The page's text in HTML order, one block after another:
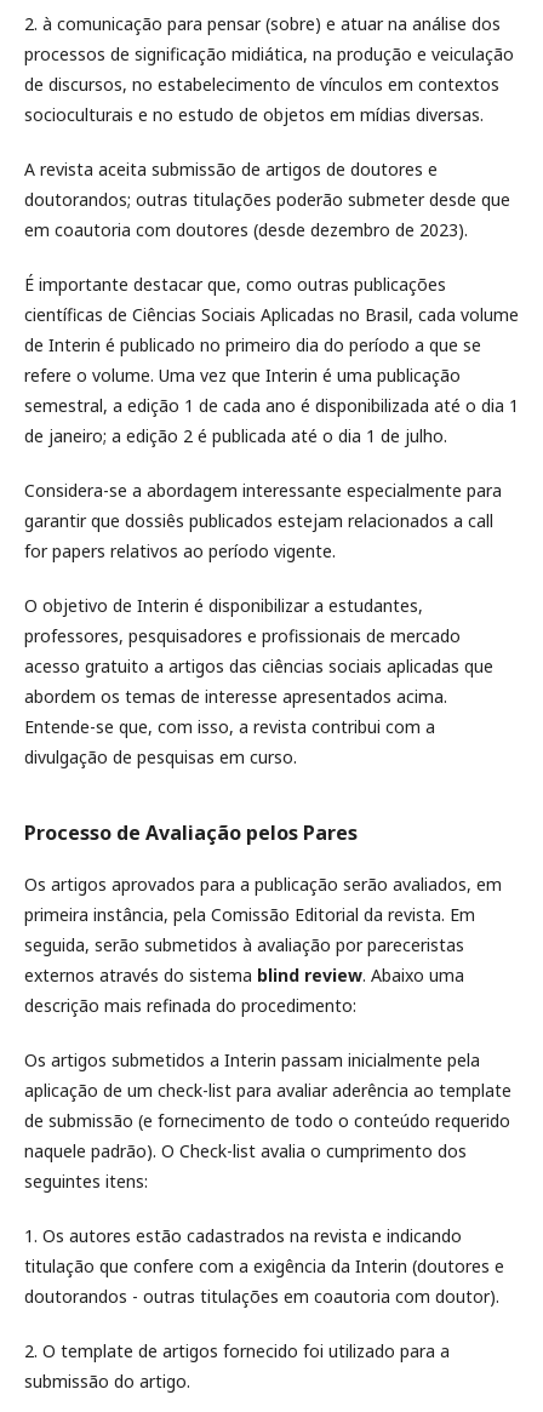
2. à comunicação para pensar (sobre) e atuar na análise dos
processos de significação midiática, na produção e veiculação
de discursos, no estabelecimento de vínculos em contextos
socioculturais e no estudo de objetos em mídias diversas.
A revista aceita submissão de artigos de doutores e
doutorandos; outras titulações poderão submeter desde que
em coautoria com doutores (desde dezembro de 2023).
É importante destacar que, como outras publicações
científicas de Ciências Sociais Aplicadas no Brasil, cada volume
de Interin é publicado no primeiro dia do período a que se
refere o volume. Uma vez que Interin é uma publicação
semestral, a edição 1 de cada ano é disponibilizada até o dia 1
de janeiro; a edição 2 é publicada até o dia 1 de julho.
Considera-se a abordagem interessante especialmente para
garantir que dossiês publicados estejam relacionados a call
for papers relativos ao período vigente.
O objetivo de Interin é disponibilizar a estudantes,
professores, pesquisadores e profissionais de mercado
acesso gratuito a artigos das ciências sociais aplicadas que
abordem os temas de interesse apresentados acima.
Entende-se que, com isso, a revista contribui com a
divulgação de pesquisas em curso.
Processo de Avaliação pelos Pares
Os artigos aprovados para a publicação serão avaliados, em
primeira instância, pela Comissão Editorial da revista. Em
seguida, serão submetidos à avaliação por pareceristas
externos através do sistema blind review. Abaixo uma
descrição mais refinada do procedimento:
Os artigos submetidos a Interin passam inicialmente pela
aplicação de um check-list para avaliar aderência ao template
de submissão (e fornecimento de todo o conteúdo requerido
naquele padrão). O Check-list avalia o cumprimento dos
seguintes itens:
1. Os autores estão cadastrados na revista e indicando
titulação que confere com a exigência da Interin (doutores e
doutorandos - outras titulações em coautoria com doutor).
2. O template de artigos fornecido foi utilizado para a
submissão do artigo.